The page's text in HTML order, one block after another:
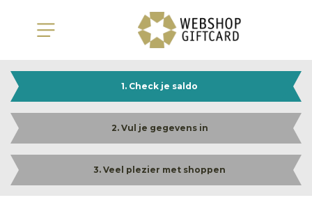
1. Check je saldo
2. Vul je gegevens in
3. Veel plezier met shoppen